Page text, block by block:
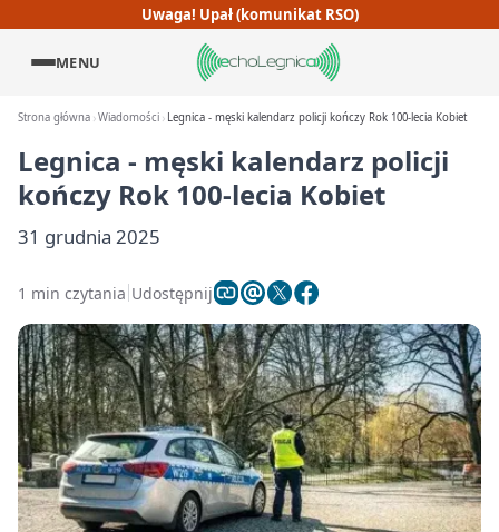
Uwaga! Upał (komunikat RSO)
MENU
Strona główna Wiadomości Legnica - męski kalendarz policji kończy Rok 100-lecia Kobiet
Legnica - męski kalendarz policji
kończy Rok 100-lecia Kobiet
31 grudnia 2025
1 min czytania Udostępnij